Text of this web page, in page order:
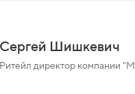
Сергей Шишкевич
Ритейл директор компании